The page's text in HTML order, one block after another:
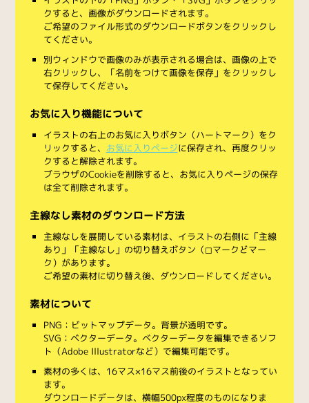
クすると、画像がダウンロードされます。
ご希望のファイル形式のダウンロードボタンをクリックし
てください。
別ウィンドウで画像のみが表示される場合は、画像の上で
右クリックし、「名前をつけて画像を保存」をクリックし
て保存してください。
お気に入り機能について
イラストの右上のお気に入りボタン（ハートマーク）をク
リックすると、 お気に入りページに保存され、再度クリッ
クすると解除されます。
ブラウザのCookieを削除すると、お気に入りページの保存
は全て削除されます。
主線なし素材のダウンロード方法
主線なしを展開している素材は、イラストの右側に「主線
あり」「主線なし」の切り替えボタン（◻︎マークと◼︎マー
ク）があります。
ご希望の素材に切り替え後、ダウンロードしてください。
素材について
PNG：ビットマップデータ。背景が透明です。
SVG：ベクターデータ。ベクターデータを編集できるソフ
ト（Adobe Illustratorなど）で編集可能です。
素材の多くは、16マス×16マス前後のイラストとなってい
ます。
ダウンロードデータは、横幅500px程度のものになりま